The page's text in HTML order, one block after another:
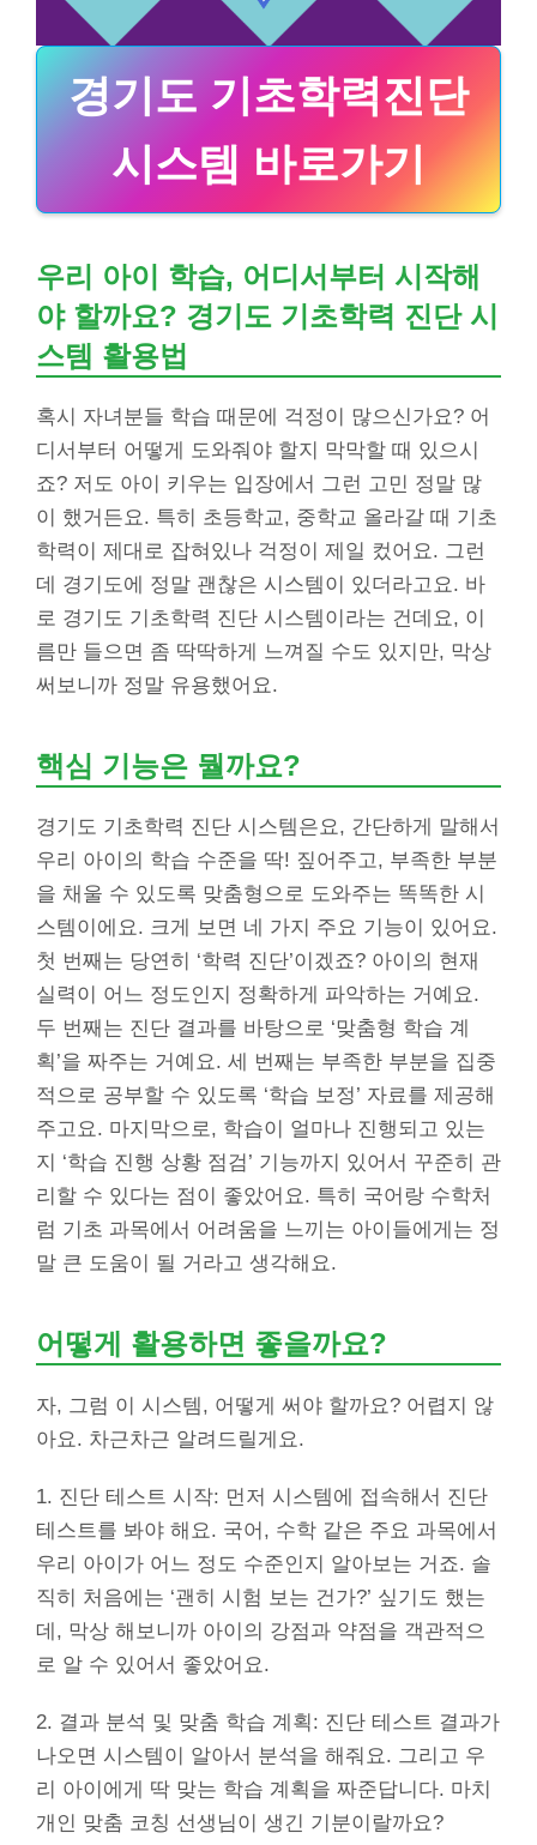
경기도 기초학력진단
시스템 바로가기
우리 아이 학습, 어디서부터 시작해
야 할까요? 경기도 기초학력 진단 시
스템 활용법
혹시 자녀분들 학습 때문에 걱정이 많으신가요? 어
디서부터 어떻게 도와줘야 할지 막막할 때 있으시
죠? 저도 아이 키우는 입장에서 그런 고민 정말 많
이 했거든요. 특히 초등학교, 중학교 올라갈 때 기초
학력이 제대로 잡혀있나 걱정이 제일 컸어요. 그런
데 경기도에 정말 괜찮은 시스템이 있더라고요. 바
로 경기도 기초학력 진단 시스템이라는 건데요, 이
름만 들으면 좀 딱딱하게 느껴질 수도 있지만, 막상
써보니까 정말 유용했어요.
핵심 기능은 뭘까요?
경기도 기초학력 진단 시스템은요, 간단하게 말해서
우리 아이의 학습 수준을 딱! 짚어주고, 부족한 부분
을 채울 수 있도록 맞춤형으로 도와주는 똑똑한 시
스템이에요. 크게 보면 네 가지 주요 기능이 있어요.
첫 번째는 당연히 ‘학력 진단’이겠죠? 아이의 현재
실력이 어느 정도인지 정확하게 파악하는 거예요.
두 번째는 진단 결과를 바탕으로 ‘맞춤형 학습 계
획’을 짜주는 거예요. 세 번째는 부족한 부분을 집중
적으로 공부할 수 있도록 ‘학습 보정’ 자료를 제공해
주고요. 마지막으로, 학습이 얼마나 진행되고 있는
지 ‘학습 진행 상황 점검’ 기능까지 있어서 꾸준히 관
리할 수 있다는 점이 좋았어요. 특히 국어랑 수학처
럼 기초 과목에서 어려움을 느끼는 아이들에게는 정
말 큰 도움이 될 거라고 생각해요.
어떻게 활용하면 좋을까요?
자, 그럼 이 시스템, 어떻게 써야 할까요? 어렵지 않
아요. 차근차근 알려드릴게요.
1. 진단 테스트 시작: 먼저 시스템에 접속해서 진단
테스트를 봐야 해요. 국어, 수학 같은 주요 과목에서
우리 아이가 어느 정도 수준인지 알아보는 거죠. 솔
직히 처음에는 ‘괜히 시험 보는 건가?’ 싶기도 했는
데, 막상 해보니까 아이의 강점과 약점을 객관적으
로 알 수 있어서 좋았어요.
2. 결과 분석 및 맞춤 학습 계획: 진단 테스트 결과가
나오면 시스템이 알아서 분석을 해줘요. 그리고 우
리 아이에게 딱 맞는 학습 계획을 짜준답니다. 마치
개인 맞춤 코칭 선생님이 생긴 기분이랄까요?